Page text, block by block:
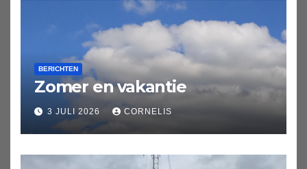
BERICHTEN
Zomer en vakantie
3 JULI 2026 CORNELIS